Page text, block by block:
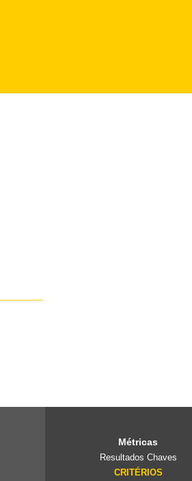
Métricas
Resultados Chaves
CRITÉRIOS